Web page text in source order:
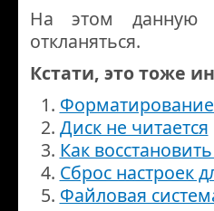
На этом данную
откланяться.
Кстати, это тоже
Форматирование
Диск не читается
Как
Cброс настроек
Файловая